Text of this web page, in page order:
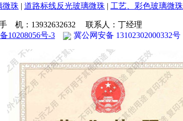
微珠 | 道路标线反光玻璃微珠 | 工艺、彩色玻璃微珠
机：13932632632 联系人：丁经理
10208056号-3 冀公网安备 13102302000332号